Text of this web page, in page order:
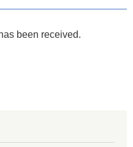
been received.